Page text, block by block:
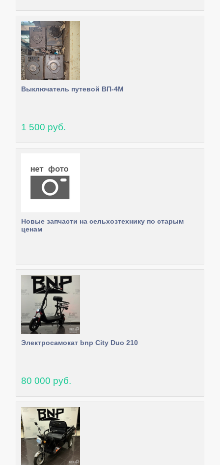
Выключатель путевой ВП-4М
1 500 руб.
Новые запчасти на сельхозтехнику по старым
ценам
Электросамокат bnp City Duo 210
80 000 руб.